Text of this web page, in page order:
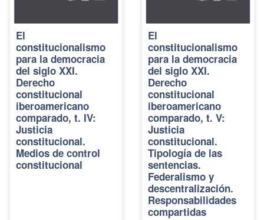
El
constitucionalismo
para la democracia
del siglo XXI.
Derecho
constitucional
iberoamericano
comparado, t. IV:
Justicia
constitucional.
Medios de control
constitucional
El
constitucionalismo
para la democracia
del siglo XXI.
Derecho
constitucional
iberoamericano
comparado, t. V:
Justicia
constitucional.
Tipología de las
sentencias.
Federalismo y
descentralización.
Responsabilidades
compartidas